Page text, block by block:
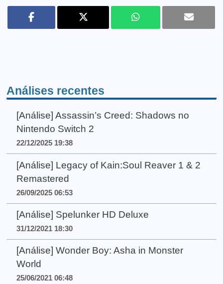
Análises recentes
[Análise] Assassin’s Creed: Shadows no
Nintendo Switch 2
22/12/2025 19:38
[Análise] Legacy of Kain:Soul Reaver 1 & 2
Remastered
26/09/2025 06:53
[Análise] Spelunker HD Deluxe
31/12/2021 18:30
[Análise] Wonder Boy: Asha in Monster
World
25/06/2021 06:48